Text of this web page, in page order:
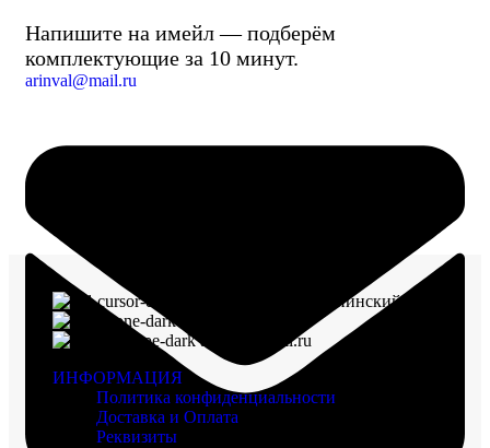
Напишите на имейл — подберём
комплектующие за 10 минут.
arinval@mail.ru
г. Воронеж, пр-кт Ленинский, д. 221
arinval@mail.ru
ИНФОРМАЦИЯ
Политика конфиденциальности
Доставка и Оплата
Реквизиты